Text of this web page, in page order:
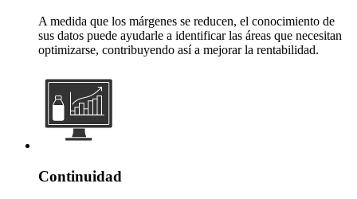
A medida que los márgenes se reducen, el conocimiento de
sus datos puede ayudarle a identificar las áreas que necesitan
optimizarse, contribuyendo así a mejorar la rentabilidad.
Continuidad